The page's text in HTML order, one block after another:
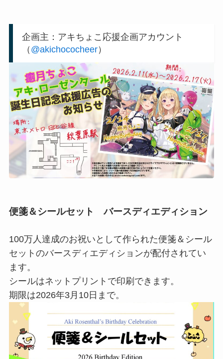
企画主：アキちょこ応援企画アカウント
（ @akichococheer）
便箋＆シールセット バースディエディション
100万人達成のお祝いとして作られた便箋＆シール
セットのバースディエディションが配付されてい
ます。
シールはネットプリントで印刷できます。
期限は2026年3月10日まで。